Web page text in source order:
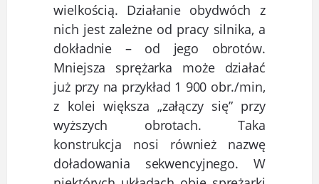
wielkością. Działanie obydwóch z
nich jest zależne od pracy silnika, a
dokładnie – od jego obrotów.
Mniejsza sprężarka może działać
już przy na przykład 1 900 obr./min,
z kolei większa „załączy się” przy
wyższych obrotach. Taka
konstrukcja nosi również nazwę
doładowania sekwencyjnego. W